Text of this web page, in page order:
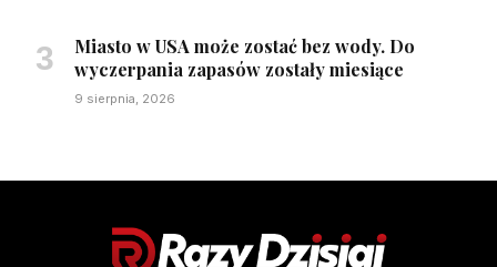
Miasto w USA może zostać bez wody. Do
wyczerpania zapasów zostały miesiące
9 sierpnia, 2026